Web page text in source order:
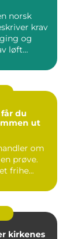
norsk
krav
og
løft...
får du
ut
om
prøve.
frihe...
kirkenes